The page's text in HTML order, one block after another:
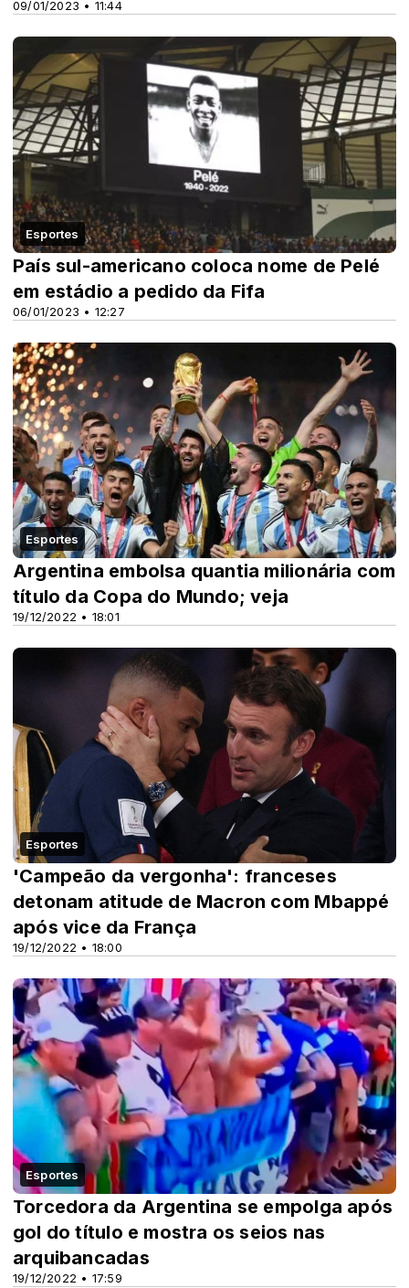
09/01/2023 • 11:44
Esportes
06/01/2023 • 12:27
País sul-americano coloca nome de Pelé
em estádio a pedido da Fifa
Esportes
19/12/2022 • 18:01
Argentina embolsa quantia milionária com
título da Copa do Mundo; veja
Esportes
19/12/2022 • 18:00
'Campeão da vergonha': franceses
detonam atitude de Macron com Mbappé
após vice da França
Esportes
19/12/2022 • 17:59
Torcedora da Argentina se empolga após
gol do título e mostra os seios nas
arquibancadas